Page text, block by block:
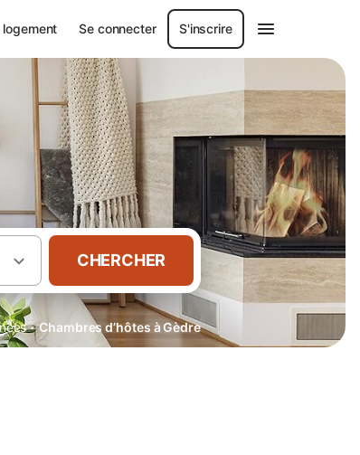
Se connecter S'inscrire
CHERCHER
· Chambres d’hôtes à Gèdre